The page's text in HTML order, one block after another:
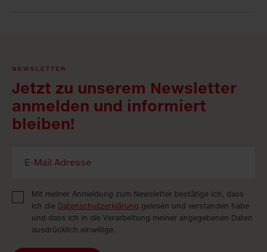
NEWSLETTER
Jetzt zu unserem Newsletter
anmelden und informiert
bleiben!
Mit meiner Anmeldung zum Newsletter bestätige ich, dass
ich die Datenschutzerklärung gelesen und verstanden habe
und dass ich in die Verarbeitung meiner angegebenen Daten
ausdrücklich einwillige.